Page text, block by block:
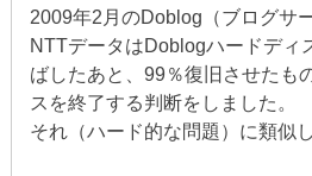
2009年2月のDoblog（ブログサ
NTTデータはDoblogハードディ
ばしたあと、99％復旧させたも
スを終了する判断をしました。
それ（ハード的な問題）に類似